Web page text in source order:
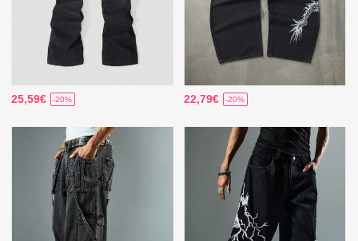
25,59€ -20% 22,79€ -20%